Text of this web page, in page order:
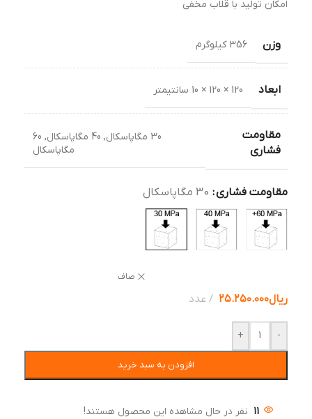
امکان تولید با قلاب مخفی
وزن 356 کیلوگرم
ابعاد 120 × 120 × 10 سانتیمتر
مقاومت
فشاری
30 مگاپاسکال , 40 مگاپاسکال ,
60
مگاپاسکال
مقاومت فشاری 30 مگاپاسکال
صاف
ریال۲۵.۲۵۰.۰۰۰ عدد
-
+
افزودن به سبد خرید
11 نفر در حال مشاهده این محصول هستند!